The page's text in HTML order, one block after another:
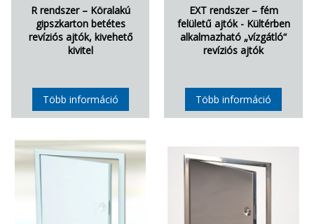
R rendszer – Köralakú
gipszkarton betétes
revíziós ajtók, kivehető
kivitel
Több információ
EXT rendszer – fém
felületű ajtók - Kültérben
alkalmazható „vízgátló“
revíziós ajtók
Több információ